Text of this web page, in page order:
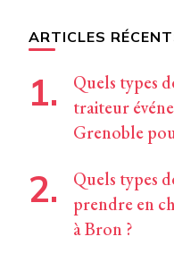
ARTICLES
Quels types
traiteur
Grenoble
Quels types
prendre en
à Bron ?